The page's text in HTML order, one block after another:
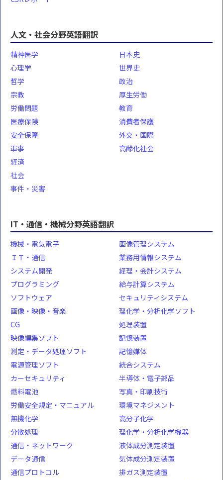
人文・社会分野英語翻訳
精神医学
心理学
哲学
宗教
日本史
世界史
政治
厚生労働
労働問題
医療保険
安全保障
軍事
教育
消費者保護
外交・国際
高齢化社会
経済
社会
事件・災害
IT・通信・機械分野英語翻訳
機械・電気電子
ＩＴ・通信
システム開発
プログラミング
ソフトウェア
画像・映像・音楽
CG
映像編集ソフト
測定・データ処理ソフト
電源管理ソフト
カーセキュリティ
燃料電池
労働安全規定・マニュアル
無機化学
画像管理システム
業務用情報システム
経理・会計システム
給与計算システム
セキュリティシステム
理化学・分析化学ソフト
処理装置
記憶装置
記憶媒体
統合システム
半導体・電子部品
写真・印刷技術
環境マネジメント
高分子化学
分散処理
通信・ネットワーク
データ通信
通信プロトコル
理化学・分析化学機器
液体成分測定装置
気体成分測定装置
排ガス測定装置